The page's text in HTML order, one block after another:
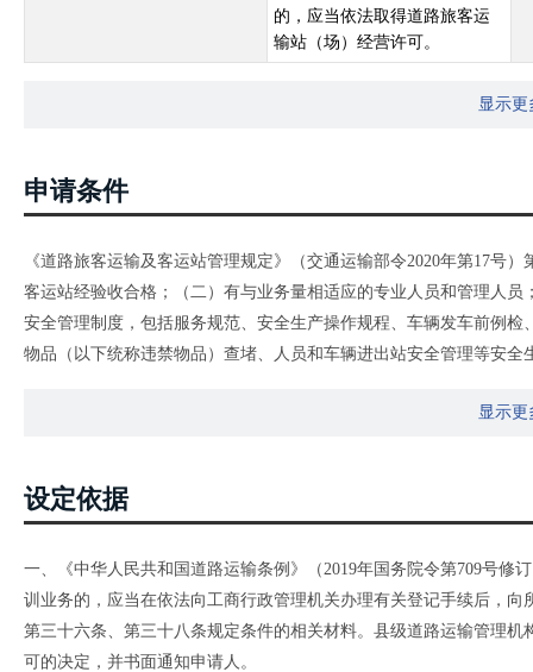
的，应当依法取得道路旅客运
输站（场）经营许可。
显示更
申请条件
《道路旅客运输及客运站管理规定》（交通运输部令2020年第17
客运站经验收合格；（二）有与业务量相适应的专业人员和管理人
安全管理制度，包括服务规范、安全生产操作规程、车辆发车前例
物品（以下统称违禁物品）查堵、人员和车辆进出站安全管理等安
显示更
设定依据
一、《中华人民共和国道路运输条例》（2019年国务院令第709号
训业务的，应当在依法向工商行政管理机关办理有关登记手续后，
第三十六条、第三十八条规定条件的相关材料。县级道路运输管理
可的决定，并书面通知申请人。